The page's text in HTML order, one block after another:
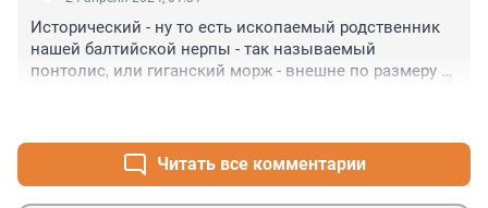
Исторический - ну то есть ископаемый родственник
нашей балтийской нерпы - так называемый
понтолис, или гиганский морж - внешне по размеру
Читать все комментарии